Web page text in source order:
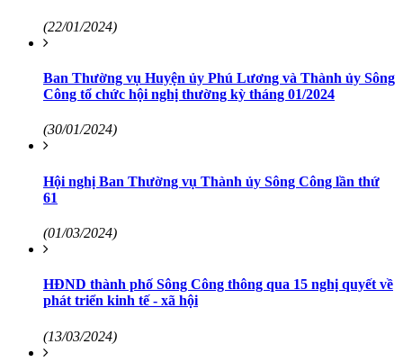
(22/01/2024)
Ban Thường vụ Huyện ủy Phú Lương và Thành ủy Sông
Công tổ chức hội nghị thường kỳ tháng 01/2024
(30/01/2024)
Hội nghị Ban Thường vụ Thành ủy Sông Công lần thứ
61
(01/03/2024)
HĐND thành phố Sông Công thông qua 15 nghị quyết về
phát triển kinh tế - xã hội
(13/03/2024)